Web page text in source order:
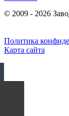
© 2009 - 2026
Политика
Карта сайта